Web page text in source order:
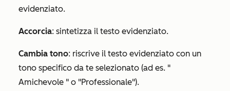
evidenziato.
Accorcia: sintetizza il testo evidenziato.
Cambia tono: riscrive il testo evidenziato con un
tono specifico da te selezionato (ad es. "
Amichevole " o "Professionale").